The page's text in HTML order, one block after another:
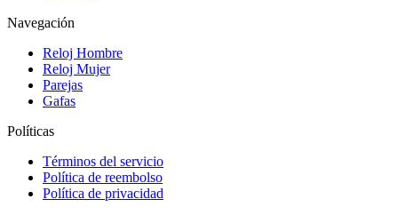
Navegación
Reloj Hombre
Reloj Mujer
Parejas
Gafas
Políticas
Términos del servicio
Política de reembolso
Política de privacidad